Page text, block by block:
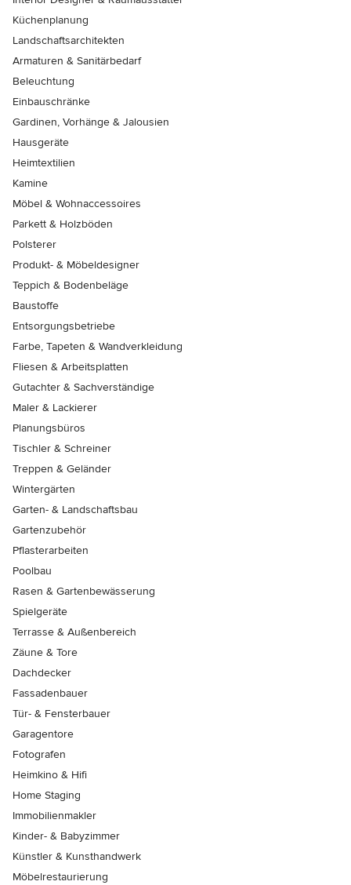
Küchenplanung
Landschaftsarchitekten
Armaturen & Sanitärbedarf
Beleuchtung
Einbauschränke
Gardinen, Vorhänge & Jalousien
Hausgeräte
Heimtextilien
Kamine
Möbel & Wohnaccessoires
Parkett & Holzböden
Polsterer
Produkt- & Möbeldesigner
Teppich & Bodenbeläge
Baustoffe
Entsorgungsbetriebe
Farbe, Tapeten & Wandverkleidung
Fliesen & Arbeitsplatten
Gutachter & Sachverständige
Maler & Lackierer
Planungsbüros
Tischler & Schreiner
Treppen & Geländer
Wintergärten
Garten- & Landschaftsbau
Gartenzubehör
Pflasterarbeiten
Poolbau
Rasen & Gartenbewässerung
Spielgeräte
Terrasse & Außenbereich
Zäune & Tore
Dachdecker
Fassadenbauer
Tür- & Fensterbauer
Garagentore
Fotografen
Heimkino & Hifi
Home Staging
Immobilienmakler
Kinder- & Babyzimmer
Künstler & Kunsthandwerk
Möbelrestaurierung